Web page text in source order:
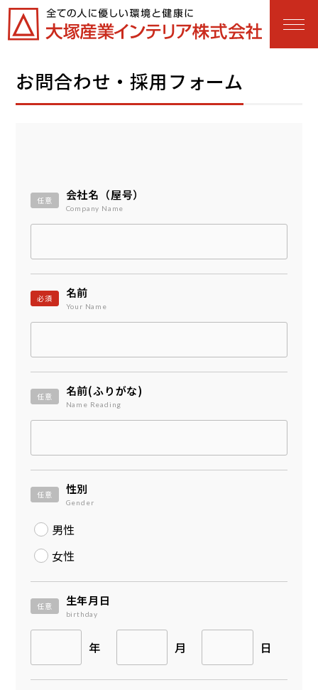
お問合わせ・採用フォーム
任意 会社名（屋号）
Company Name
必須 名前
Your Name
任意 名前(ふりがな)
Name Reading
任意 性別
Gender
男性
女性
任意 生年月日
birthday
年 月 日